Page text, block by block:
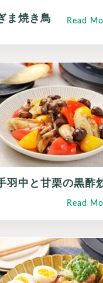
ま焼き鳥 Read
羽中と甘栗の黒酢
Read